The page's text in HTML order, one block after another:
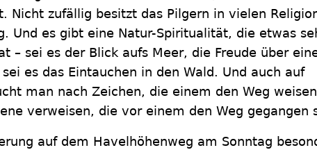
Nicht zufällig besitzt das Pilgern in vielen
Und es gibt eine Natur-Spiritualität, die etwas
– sei es der Blick aufs Meer, die Freude über
es das Eintauchen in den Wald. Und auch auf
man nach Zeichen, die einem den Weg
verweisen, die vor einem den Weg gegangen
auf dem Havelhöhenweg am Sonntag